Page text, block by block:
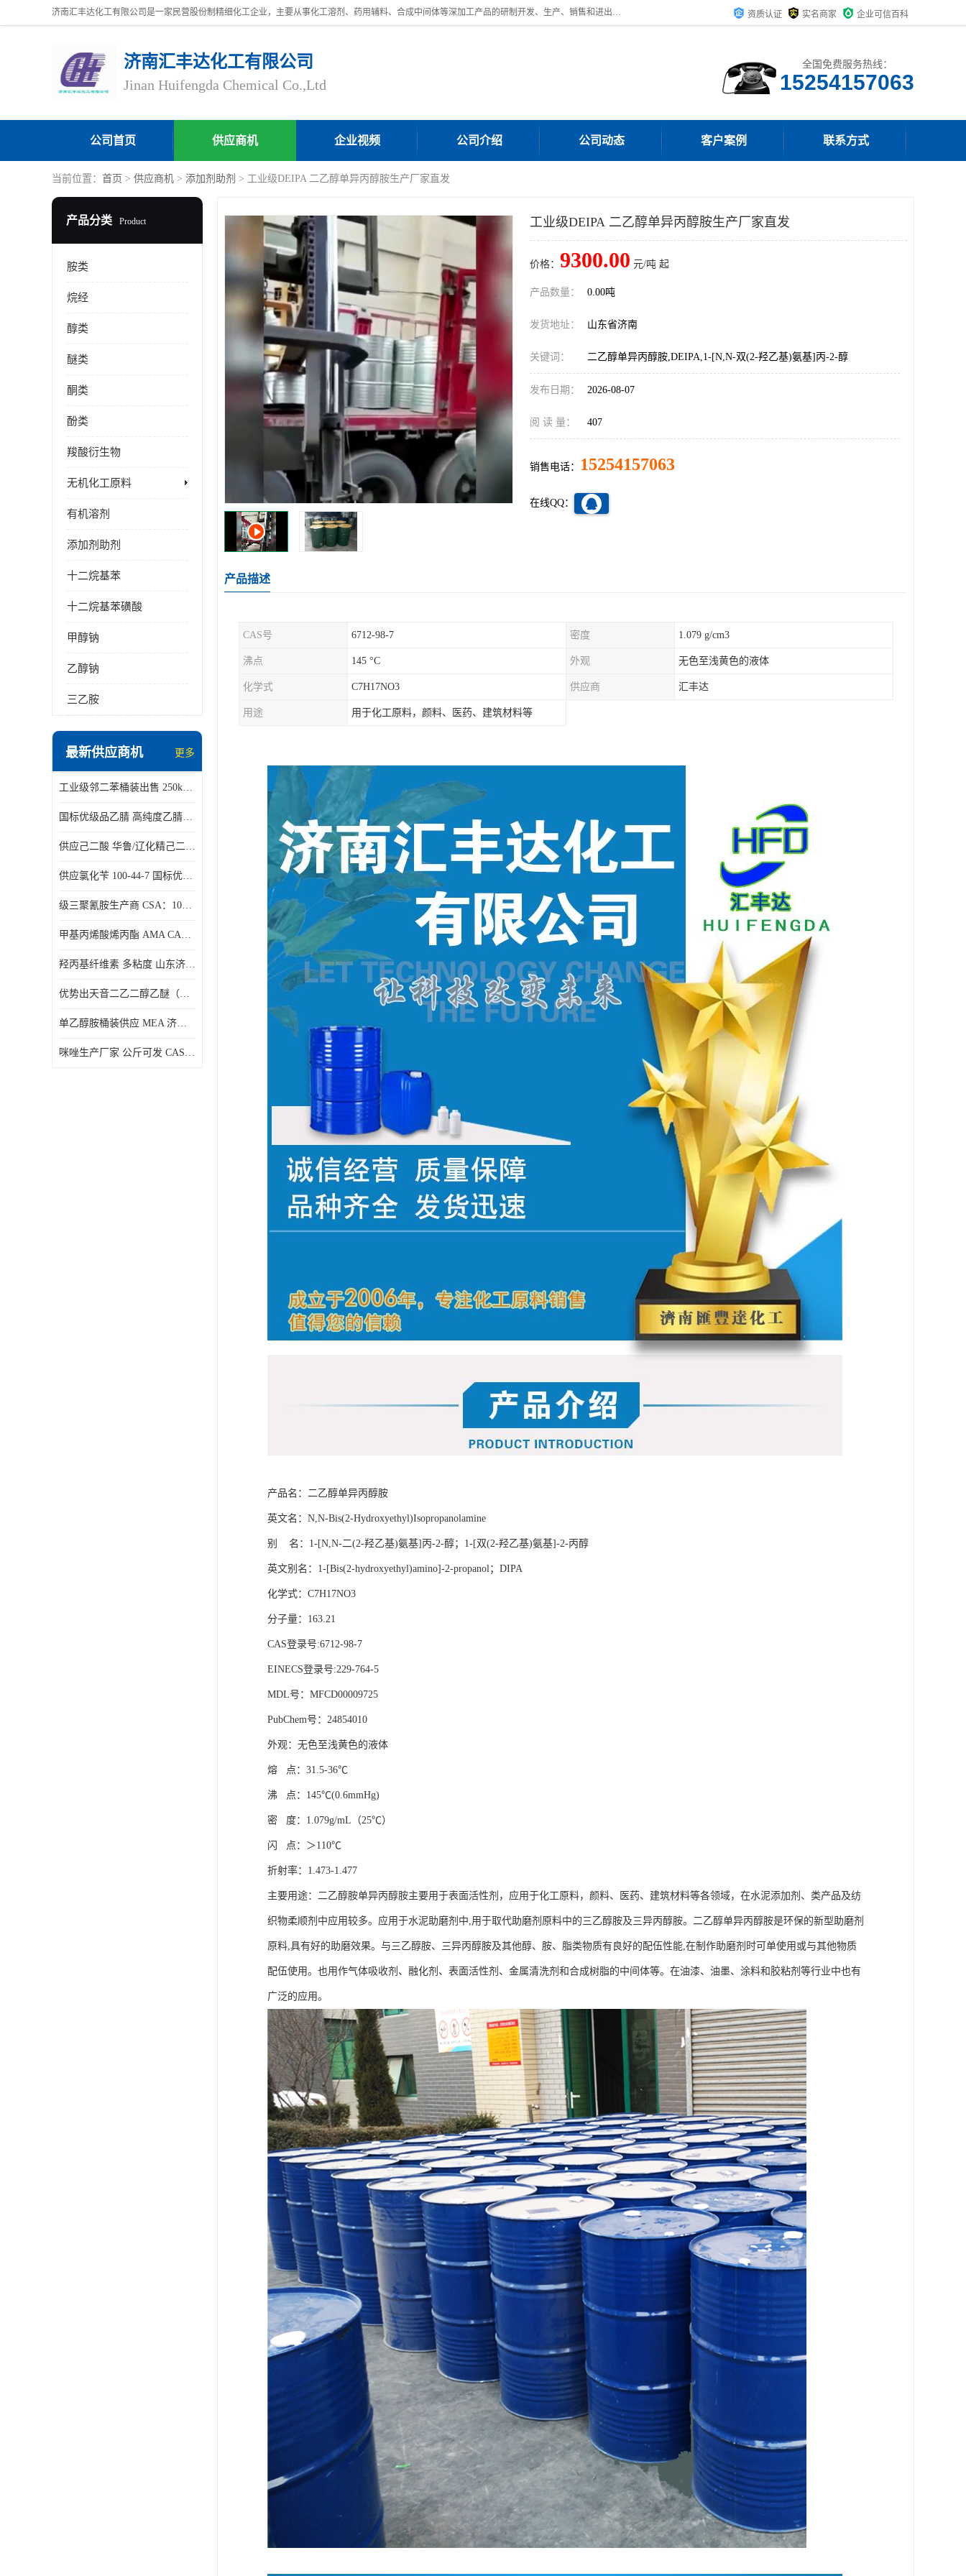
济南汇丰达化工有限公司是一家民营股份制精细化工企业，主要从事化工溶剂、药用辅料、合成中间体等深加工产品的研制开发、生产、销售和进出口贸易。主营产品：环氧丙烷，十二烷基苯，甲基磺酸，磺酸，DMF，DMAC，甘油，苯甲醇，乙酰氯，甲基丙烯酸，甲基丙烯酸甲酯，叔丁醇，异辛酸，二乙烯三胺，一乙，二乙‎，三乙醇胺，原乙酸三甲酯等化工产品及中间体。欢迎各界朋友洽谈咨询业务。 资质认证 实名商家 企业可信百科
济南汇丰达化工有限公司
Jinan Huifengda Chemical Co.,Ltd
全国免费服务热线：
15254157063
公司首页 供应商机 企业视频 公司介绍 公司动态 客户案例 联系方式
当前位置： 首页 > 供应商机 > 添加剂助剂 > 工业级DEIPA 二乙醇单异丙醇胺生产厂家直发
产品分类 Product
胺类
烷经
醇类
醚类
酮类
酚类
羧酸衍生物
无机化工原料
有机溶剂
添加剂助剂
十二烷基苯
十二烷基苯磺酸
甲醇钠
乙醇钠
三乙胺
最新供应商机 更多
工业级邻二苯桶装出售 250kg/桶 95-50-1
国标优级品乙腈 高纯度乙腈桶装现货160kg桶
供应己二酸 华鲁/辽化精己二酸 大包装可分小包装现货
供应氯化苄 100-44-7 国标优等品苄基氯 一桶起发
级三聚氰胺生产商 CSA：108-78-1 济南发货
甲基丙烯酸烯丙酯 AMA CAS：96-05-9
羟丙基纤维素 多粘度 山东济南仓库发货
优势出天音二乙二醇乙醚（DPE）山东仓库发现货
单乙醇胺桶装供应 MEA 济南仓库发货 厂家
咪唑生产厂家 公斤可发 CAS:288-32-4
工业级DEIPA 二乙醇单异丙醇胺生产厂家直发
价格： 9300.00 元/吨 起
产品数量： 0.00吨
发货地址： 山东省济南
关键词： 二乙醇单异丙醇胺,DEIPA,1-[N,N-双(2-羟乙基)氨基]丙-2-醇
发布日期： 2026-08-07
阅 读 量： 407
销售电话： 15254157063
在线QQ：
产品描述
CAS号 6712-98-7 密度 1.079 g/cm3
沸点 145 °C 外观 无色至浅黄色的液体
化学式 C7H17NO3 供应商 汇丰达
用途 用于化工原料，颜料、医药、建筑材料等
产品名： 二乙醇单异丙醇胺
英文名 ： N,N-Bis(2-Hydroxyethyl)Isopropanolamine
别 名 ： 1-[N,N-二(2-羟乙基)氨基] 丙-2-醇； 1-[双(2-羟乙基)氨基]-2-丙醇
英文别名： 1-[Bis(2-hydroxyethyl)amino]-2-propanol； DIPA
化学式： C7H17NO3
分子量： 163.21
CAS登录号:6712-98-7
EINECS登录号:229-764-5
MDL号： MFCD00009725
PubChem号： 24854010
外观： 无色至浅黄色的液体
熔 点： 31.5-36℃
沸 点： 145℃(0.6mmHg)
密 度： 1.079g/mL （25℃）
闪 点：＞110℃
折射率： 1.473-1.477
主要用途：二乙醇胺单异丙醇胺主要用于表面活性剂，应用于化工原料，颜料、医药、建筑材料等各领域，在水泥添加剂、类产品及纺
织物柔顺剂中应用较多。 应用于水泥助磨剂中,用于取代助磨剂原料中的三乙醇胺及三异丙醇胺。二乙醇单异丙醇胺是环保的新型助磨剂
原料,具有好的助磨效果。与三乙醇胺、三异丙醇胺及其他醇、胺、脂类物质有良好的配伍性能,在制作助磨剂时可单使用或与其他物质
配伍使用。 也用作气体吸收剂、融化剂、表面活性剂、金属清洗剂和合成树脂的中间体等。在油漆、油墨、涂料和胶粘剂等行业中也有
广泛的应用。